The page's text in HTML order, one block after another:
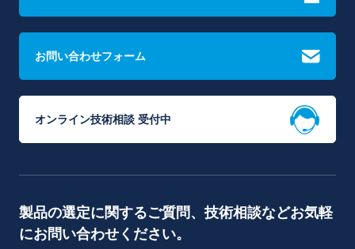
お問い合わせフォーム
オンライン技術相談 受付中
製品の選定に関するご質問、技術相談などお気軽
にお問い合わせください。